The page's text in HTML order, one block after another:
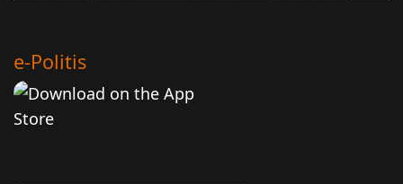
e-Politis